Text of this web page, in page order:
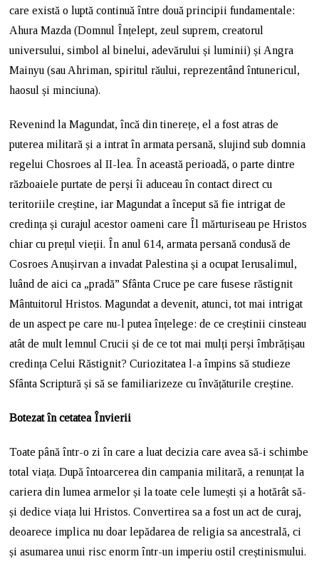
care există o luptă continuă între două principii fundamentale:
Ahura Mazda (Domnul Înțelept, zeul suprem, creatorul
universului, simbol al binelui, adevărului și luminii) și Angra
Mainyu (sau Ahriman, spiritul răului, reprezentând întunericul,
haosul și minciuna).
Revenind la Magundat, încă din tinerețe, el a fost atras de
puterea militară și a intrat în armata persană, slujind sub domnia
regelui Chosroes al II-lea. În această perioadă, o parte dintre
războaiele purtate de perși îi aduceau în contact direct cu
teritoriile creștine, iar Magundat a început să fie intrigat de
credința și curajul acestor oameni care Îl mărturiseau pe Hristos
chiar cu prețul vieții. În anul 614, armata persană condusă de
Cosroes Anușirvan a invadat Palestina și a ocupat Ierusalimul,
luând de aici ca „pradă” Sfânta Cruce pe care fusese răstignit
Mântuitorul Hristos. Magundat a devenit, atunci, tot mai intrigat
de un aspect pe care nu-l putea înțelege: de ce creștinii cinsteau
atât de mult lemnul Crucii și de ce tot mai mulți perși îmbrățișau
credința Celui Răstignit? Curiozitatea l-a împins să studieze
Sfânta Scriptură și să se familiarizeze cu învățăturile creștine.
Botezat în cetatea Învierii
Toate până într-o zi în care a luat decizia care avea să-i schimbe
total viața. După întoarcerea din campania militară, a renunțat la
cariera din lumea armelor și la toate cele lumești și a hotărât să-
și dedice viața lui Hristos. Convertirea sa a fost un act de curaj,
deoarece implica nu doar lepădarea de religia sa ancestrală, ci
și asumarea unui risc enorm într-un imperiu ostil creștinismului.